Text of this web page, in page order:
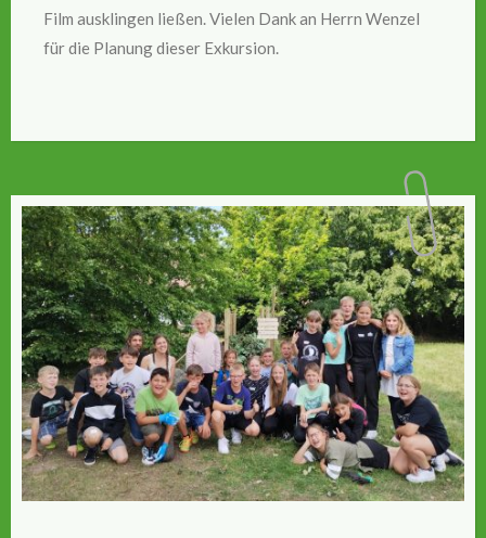
Film ausklingen ließen. Vielen Dank an Herrn Wenzel
für die Planung dieser Exkursion.